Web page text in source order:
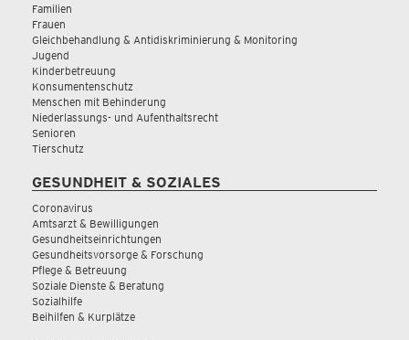
Familien
Frauen
Gleichbehandlung & Antidiskriminierung & Monitoring
Jugend
Kinderbetreuung
Konsumentenschutz
Menschen mit Behinderung
Niederlassungs- und Aufenthaltsrecht
Senioren
Tierschutz
GESUNDHEIT & SOZIALES
Coronavirus
Amtsarzt & Bewilligungen
Gesundheitseinrichtungen
Gesundheitsvorsorge & Forschung
Pflege & Betreuung
Soziale Dienste & Beratung
Sozialhilfe
Beihilfen & Kurplätze